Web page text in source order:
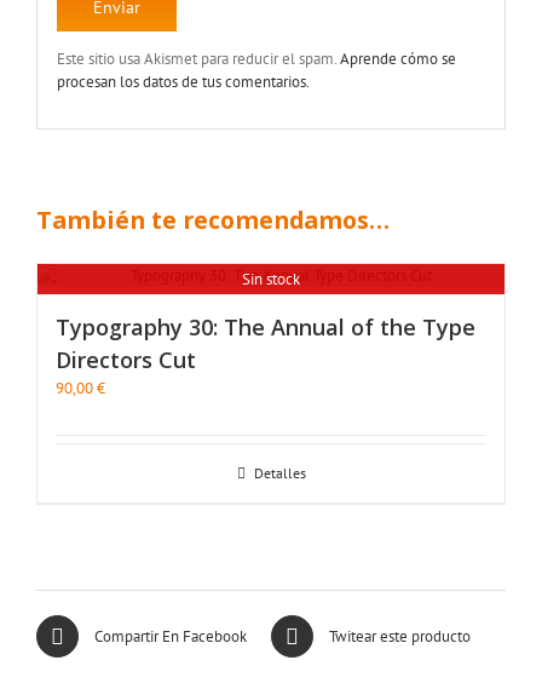
Este sitio usa Akismet para reducir el spam.Aprende cómo se
procesan los datos de tus comentarios.
También te recomendamos…
Sin stock
Typography 30: The Annual of the Type
Directors Cut
90,00€
Detalles
Compartir En Facebook Twitear este producto